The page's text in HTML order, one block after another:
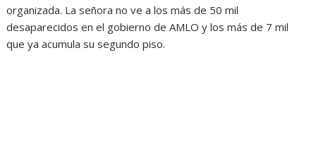
organizada. La señora no ve a los más de 50 mil
desaparecidos en el gobierno de AMLO y los más de 7 mil
que ya acumula su segundo piso.